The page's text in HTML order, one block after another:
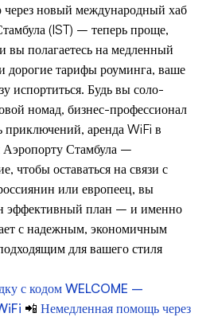
новый международный хаб
(IST) – теперь проще,
вы полагаетесь на медленный
дорогие тарифы роуминга, ваше
испортиться. Будь вы соло-
номад, бизнес-профессионал
приключений, аренда WiFi в
Стамбула –
чтобы оставаться на связи с
или европеец, вы
эффективный план – и именно
с надежным, экономичным
для вашего стиля
с кодом WELCOME –
📲 Немедленная помощь через